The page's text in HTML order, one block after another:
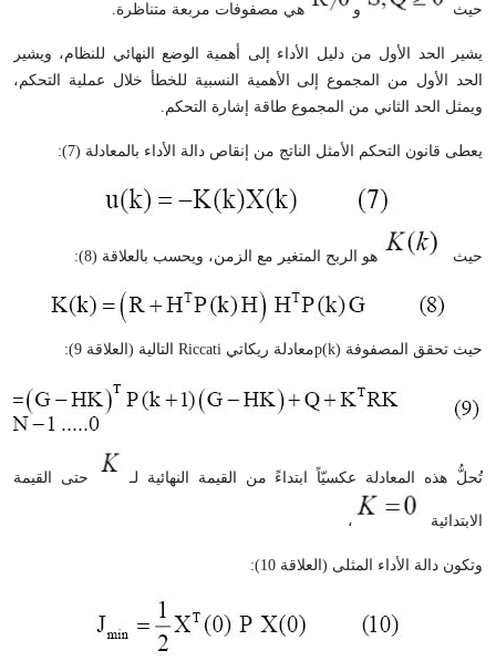
حيث و هي مصفوفات مربعة متناظرة.
يشير الحد الأول من دليل الأداء إلى أهمية الوضع النهائي للنظام، ويشير
الحد الأول من المجموع إلى الأهمية النسبية للخطأ خلال عملية التحكم،
ويمثل الحد الثاني من المجموع طاقة إشارة التحكم.
يعطى قانون التحكم الأمثل الناتج من إنقاص دالة الأداء بالمعادلة (7):
حيث هو الربح المتغير مع الزمن، ويحسب بالعلاقة (8):
حيث تحقق المصفوفة p(k)معادلة ريكاتي Riccati التالية (العلاقة 9):
تُحلُّ هذه المعادلة عكسيّاً ابتداءً من القيمة النهائية لـ حتى القيمة
الابتدائية ،
وتكون دالة الأداء المثلى (العلاقة 10):